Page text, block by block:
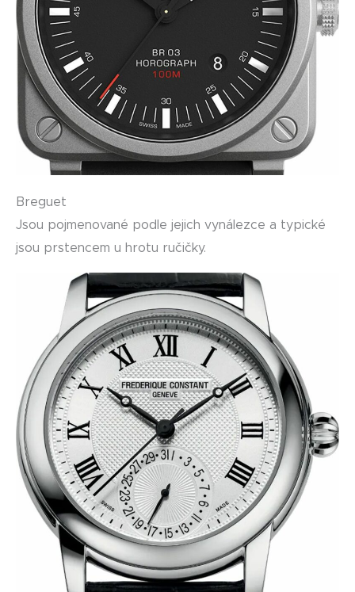
Breguet
Jsou pojmenované podle jejich vynálezce a typické
jsou prstencem u hrotu ručičky.